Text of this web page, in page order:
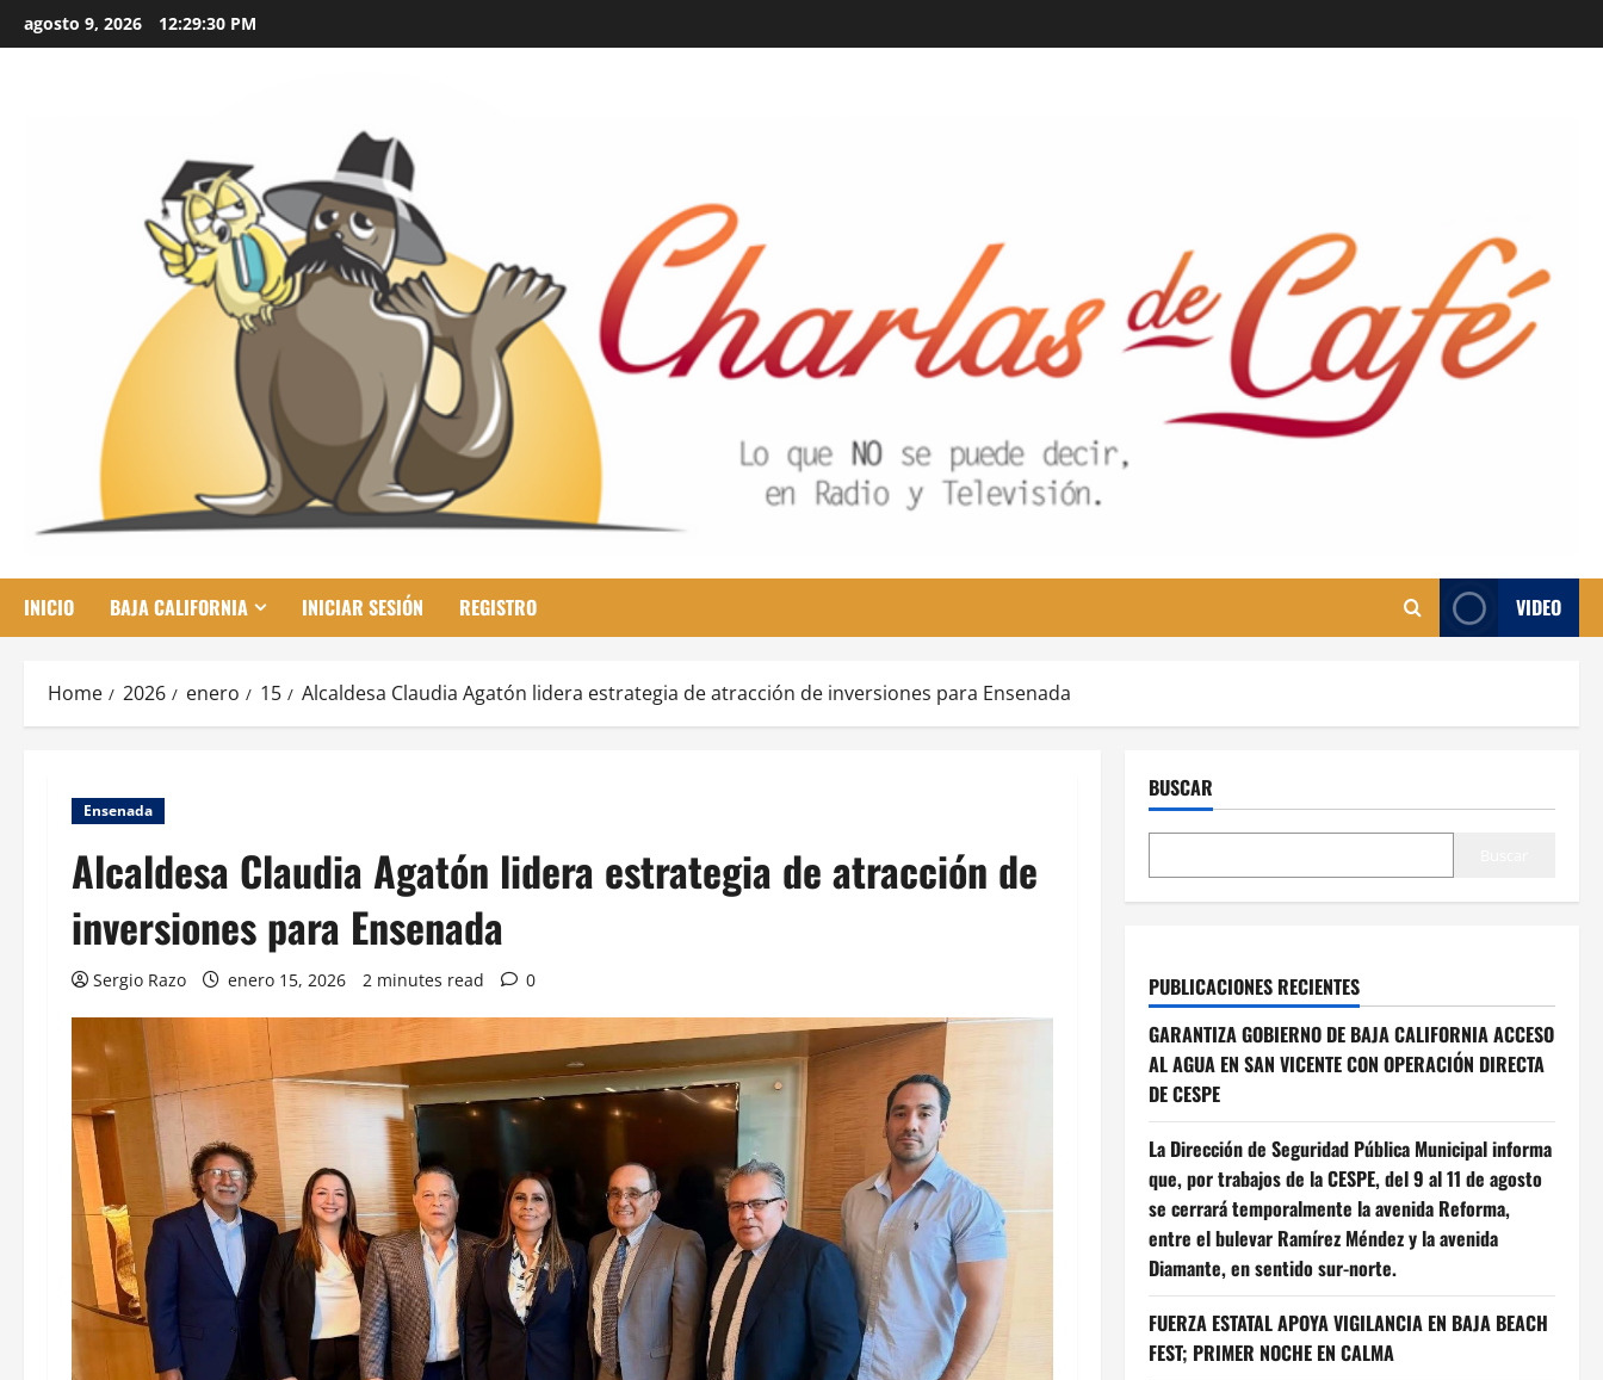
to
agosto 9, 2026 12:29:31 PM
INICIO BAJA CALIFORNIA INICIAR SESIÓN REGISTRO VIDEO
Home 2026 enero 15 Alcaldesa Claudia Agatón lidera estrategia de atracción de inversiones para Ensenada
Ensenada
Alcaldesa Claudia Agatón lidera estrategia de atracción de
inversiones para Ensenada
Sergio Razo enero 15, 2026 2 minutes read 0
BUSCAR
PUBLICACIONES RECIENTES
GARANTIZA GOBIERNO DE BAJA CALIFORNIA ACCESO
AL AGUA EN SAN VICENTE CON OPERACIÓN DIRECTA
DE CESPE
La Dirección de Seguridad Pública Municipal informa
que, por trabajos de la CESPE, del 9 al 11 de agosto
se cerrará temporalmente la avenida Reforma,
entre el bulevar Ramírez Méndez y la avenida
Diamante, en sentido sur-norte.
FUERZA ESTATAL APOYA VIGILANCIA EN BAJA BEACH
FEST; PRIMER NOCHE EN CALMA